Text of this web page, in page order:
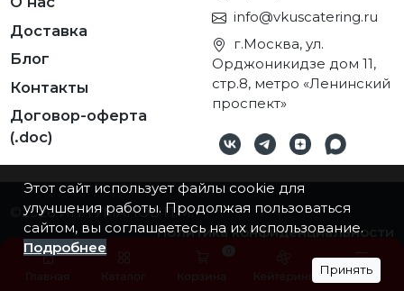
Доставка
Блог
Контакты
Договор-оферта
(.doc)
info@vkuscatering.ru
г.Москва, ул.
Орджоникидзе дом 11,
стр.8, метро «Ленинский
проспект»
©2026ИП ТУМАНОВ П.М.
Политика конфиденциальности
Этот сайт использует файлы cookie для
улучшения работы. Продолжая пользоваться
сайтом, вы соглашаетесь на их использование.
Подробнее
Принять